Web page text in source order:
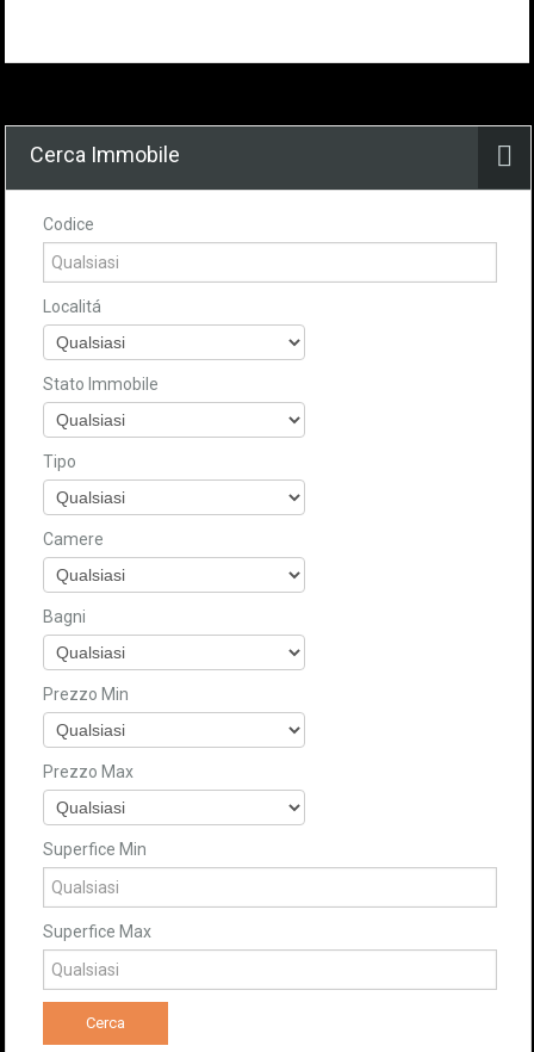
Cerca Immobile
Codice
Localitá
Stato Immobile
Tipo
Camere
Bagni
Prezzo Min
Prezzo Max
Superfice Min
Superfice Max